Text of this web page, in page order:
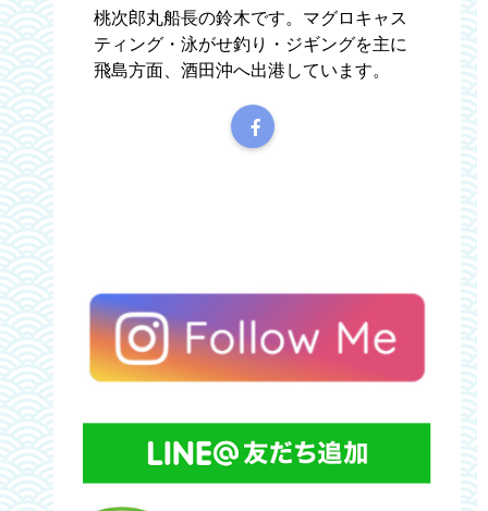
桃次郎丸船長の鈴木です。マグロキャス
ティング・泳がせ釣り・ジギングを主に
飛島方面、酒田沖へ出港しています。